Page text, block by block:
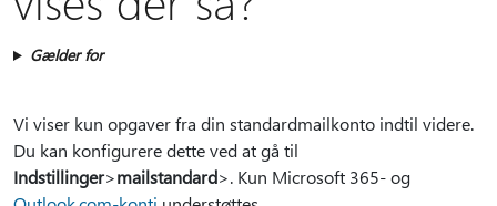
Gælder for
Vi viser kun opgaver fra din standardmailkonto indtil videre.
Du kan konfigurere dette ved at gå til
Indstillinger>mailstandard>. Kun Microsoft 365- og